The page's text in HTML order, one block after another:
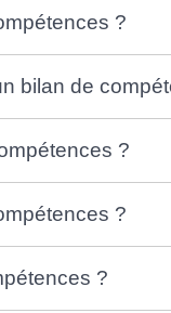
?
bilan de
?
?
?